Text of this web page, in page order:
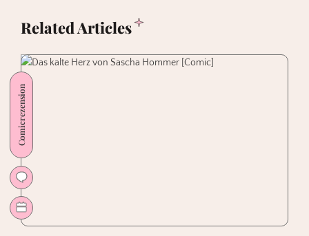
Related Articles
Comicrezension